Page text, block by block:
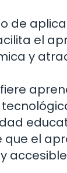
de
el
y
el